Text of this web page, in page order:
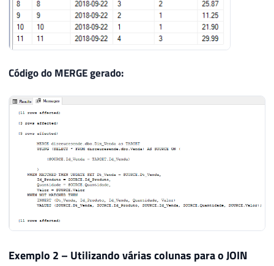
Código do MERGE gerado:
Exemplo 2 – Utilizando várias colunas para o JOIN